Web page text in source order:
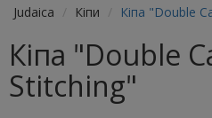
Judaica Кіпи Кіпа "Double
Кіпа "Double
Stitching"